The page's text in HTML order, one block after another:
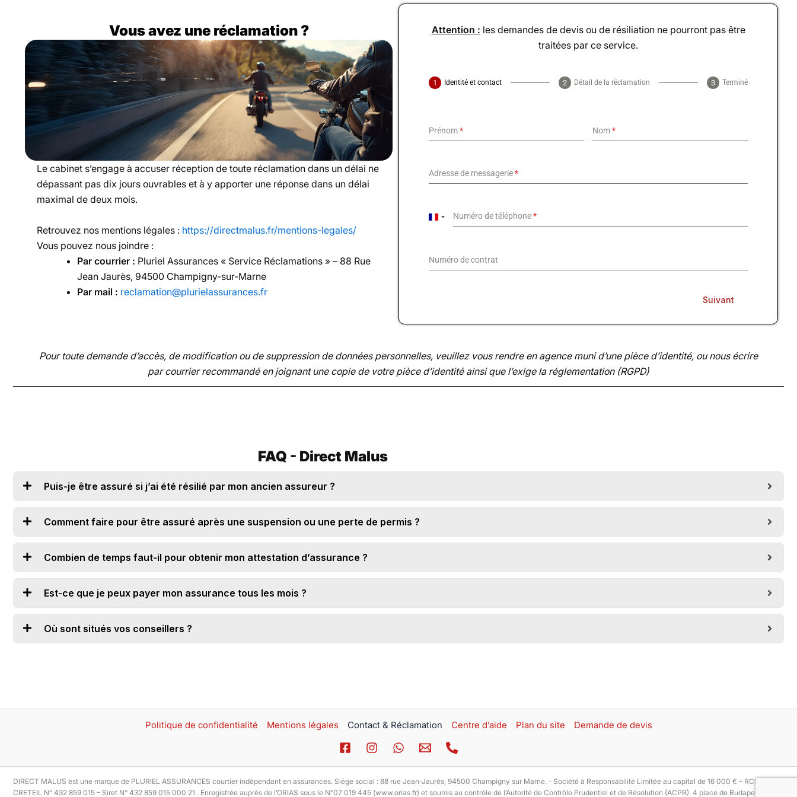
Vous avez une réclamation ?
Le cabinet s’engage à accuser réception de toute réclamation dans un délai ne
dépassant pas dix jours ouvrables et à y apporter une réponse dans un délai
maximal de deux mois.
Retrouvez nos mentions légales : https://directmalus.fr/mentions-legales/
Vous pouvez nous joindre :
Par courrier : Pluriel Assurances « Service Réclamations » – 88 Rue
Jean Jaurès, 94500 Champigny-sur-Marne
Par mail : reclamation@plurielassurances.fr
Attention : les demandes de devis ou de résiliation ne pourront pas être
traitées par ce service.
Identité et contact Détail de la réclamation Terminé
Prénom* Nom*
Adresse de messagerie*
Numéro de téléphone*
F
n
3
Numéro de contrat
Suivant
Pour toute demande d’accès, de modification ou de suppression de données personnelles, veuillez vous rendre en agence muni d’une pièce d’identité, ou nous écrire
par courrier recommandé en joignant une copie de votre pièce d’identité ainsi que l’exige la réglementation (RGPD)
FAQ - Direct Malus
Puis-je être assuré si j’ai été résilié par mon ancien assureur ?
Comment faire pour être assuré après une suspension ou une perte de permis ?
Combien de temps faut-il pour obtenir mon attestation d’assurance ?
Est-ce que je peux payer mon assurance tous les mois ?
Où sont situés vos conseillers ?
Politique de confidentialité Mentions légales Contact & Réclamation Centre d’aide Plan du site Demande de devis
DIRECT MALUS est une marque de PLURIEL ASSURANCES courtier indépendant en assurances. Siège social : 88 rue Jean-Jaurès, 94500 Champigny sur Marne. - Société à Responsabilité Limitée au capital de 16 000 € – RCS
CRETEIL N° 432 859 015 – Siret N° 432 859 015 000 21 . Enregistrée auprès de l’ORIAS sous le N°07 019 445 (www.orias.fr) et soumis au contrôle de l’Autorité de Contrôle Prudentiel et de Résolution (ACPR) 4 place de Budapest –